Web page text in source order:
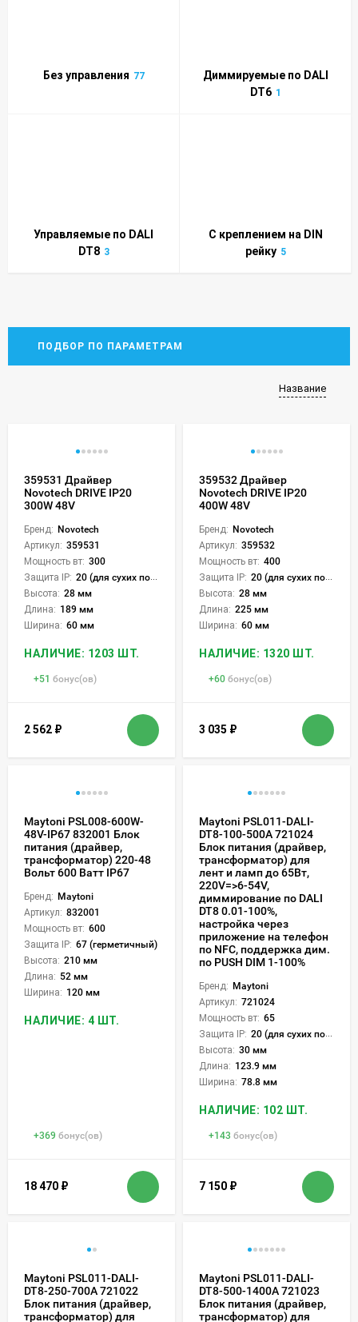
Без управления 77
Диммируемые по DALI
DT6 1
Управляемые по DALI
DT8 3
С креплением на DIN
рейку 5
ПОДБОР ПО ПАРАМЕТРАМ
Название
359531 Драйвер
Novotech DRIVE IP20
300W 48V
Бренд: Novotech
Артикул: 359531
Мощность вт: 300
Защита IP: 20 (для сухих пом.)
Высота: 28 мм
Длина: 189 мм
Ширина: 60 мм
НАЛИЧИЕ: 1203 ШТ.
+51 бонус(ов)
2 562 ₽
359532 Драйвер
Novotech DRIVE IP20
400W 48V
Бренд: Novotech
Артикул: 359532
Мощность вт: 400
Защита IP: 20 (для сухих пом.)
Высота: 28 мм
Длина: 225 мм
Ширина: 60 мм
НАЛИЧИЕ: 1320 ШТ.
+60 бонус(ов)
3 035 ₽
Maytoni PSL008-600W-
48V-IP67 832001 Блок
питания (драйвер,
трансформатор) 220-48
Вольт 600 Ватт IP67
Бренд: Maytoni
Артикул: 832001
Мощность вт: 600
Защита IP: 67 (герметичный)
Высота: 210 мм
Длина: 52 мм
Ширина: 120 мм
НАЛИЧИЕ: 4 ШТ.
+369 бонус(ов)
18 470 ₽
Maytoni PSL011-DALI-
DT8-100-500A 721024
Блок питания (драйвер,
трансформатор) для
лент и ламп до 65Вт,
220V=>6-54V,
диммирование по DALI
DT8 0.01-100%,
настройка через
приложение на телефон
по NFC, поддержка дим.
по PUSH DIM 1-100%
Бренд: Maytoni
Артикул: 721024
Мощность вт: 65
Защита IP: 20 (для сухих пом.)
Высота: 30 мм
Длина: 123.9 мм
Ширина: 78.8 мм
НАЛИЧИЕ: 102 ШТ.
+143 бонус(ов)
7 150 ₽
Maytoni PSL011-DALI-
DT8-250-700A 721022
Блок питания (драйвер,
трансформатор) для
Maytoni PSL011-DALI-
DT8-500-1400A 721023
Блок питания (драйвер,
трансформатор) для